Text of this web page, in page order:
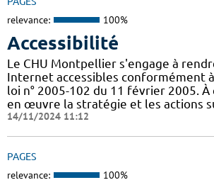
relevance: 100%
Accessibilité
Le CHU Montpellier s'engage à
Internet accessibles conformément
loi n° 2005-102 du 11 février 2005.
en œuvre la stratégie et les actions
14/11/2024 11:12
PAGES
relevance: 100%